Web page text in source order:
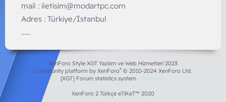
mail : iletisim@modartpc.com
Adres : Türkiye/İstanbul
......
XenForo Style XGT Yazılım ve Web Hizmetleri 2023
Community platform by XenForo® © 2010-2024 XenForo Ltd.
[XGT] Forum statistics system
- XenGenTr
XenForo 2 Türkçe eTiKeT™ 2020